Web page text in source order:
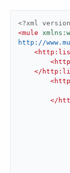
<?xml
<mule
http://
<
<
</
<
</